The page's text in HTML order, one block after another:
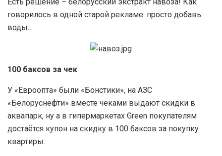
Есть решение – белорусский экстракт навоза! Как
говорилось в одной старой рекламе: просто добавь
воды…
100 баксов за чек
У «Евроопта» были «Бонстики», на АЗС
«Белоруснефти» вместе чеками выдают скидки в
аквапарк, ну а в гипермаркетах Green покупателям
достаётся купон на скидку в 100 баксов за покупку
квартиры: